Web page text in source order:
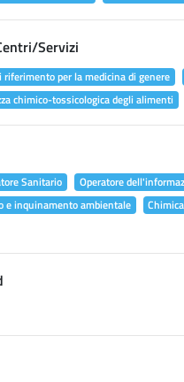
Servizi
riferimento per la medicina di genere
chimico-tossicologica degli alimenti
Sanitario
Operatore
e inquinamento ambientale